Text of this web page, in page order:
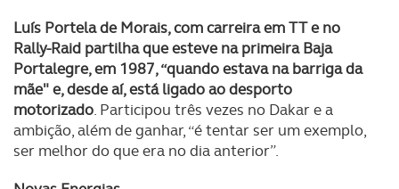
Luís Portela de Morais, com carreira em TT e no
Rally-Raid partilha que esteve na primeira Baja
Portalegre, em 1987, “quando estava na barriga da
mãe" e, desde aí,está ligado ao desporto
motorizado. Participou três vezes no Dakar e a
ambição, além de ganhar, “é tentar ser um exemplo,
ser melhor do que era no dia anterior”.